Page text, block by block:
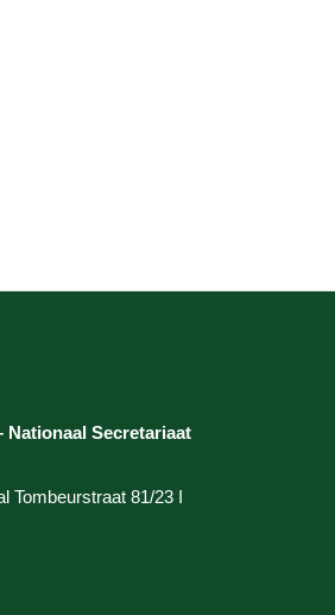
Nationaal Secretariaat
Tombeurstraat 81/23 I